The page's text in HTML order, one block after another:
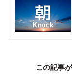
この記事